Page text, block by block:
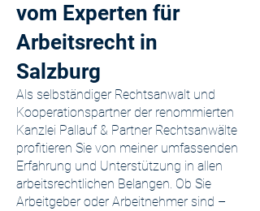
vom Experten für
Arbeitsrecht in
Salzburg
Als selbständiger Rechtsanwalt und
Kooperationspartner der renommierten
Kanzlei Pallauf & Partner Rechtsanwälte
profitieren Sie von meiner umfassenden
Erfahrung und Unterstützung in allen
arbeitsrechtlichen Belangen. Ob Sie
Arbeitgeber oder Arbeitnehmer sind –